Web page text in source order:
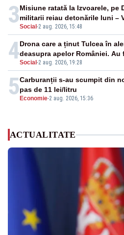
3Social -2 aug. 2026, 15:48
Misiune ratată la Izvoarele, pe
militarii reiau detonările luni –
4Social -2 aug. 2026, 19:28
Drona care a ținut Tulcea în
deasupra apelor României.
5 Economie-2 aug. 2026, 15:36
Carburanții s-au scumpit din
pas de 11 lei/litru
ACTUALITATE